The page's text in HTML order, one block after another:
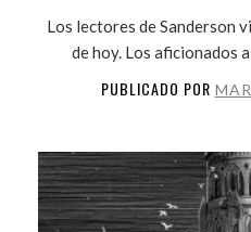
Los lectores de Sanderson
de hoy. Los aficionados
PUBLICADO POR